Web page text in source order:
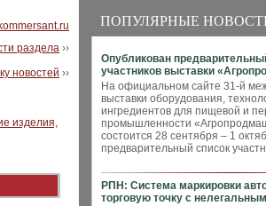
ПОПУЛЯРНЫЕ
Опубликован
участников выставки
На официальном сайте 31-й
выставки оборудования,
ингредиентов для пищевой и
промышленности
состоится 28 сентября – 1
предварительный список
РПН: Система маркировки
торговую точку с
раздела ››
новостей ››